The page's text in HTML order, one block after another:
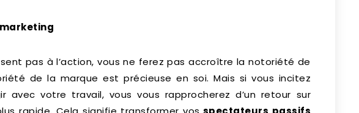
pas à l’action, vous ne ferez pas accroître la notoriété de
de la marque est précieuse en soi. Mais si vous incitez
avec votre travail, vous vous rapprocherez d’un retour sur